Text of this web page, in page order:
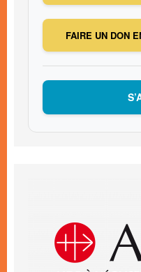
FAIRE UN DON